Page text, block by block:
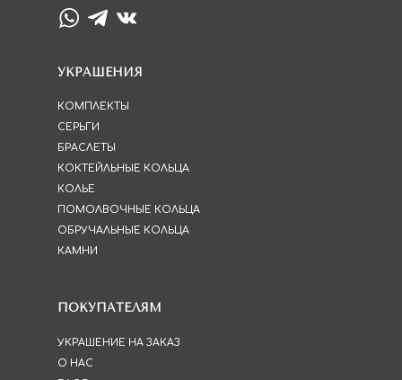
КОМПЛЕКТЫ
ПОМОЛВОЧНЫЕ КОЛЬЦА
ОБРУЧАЛЬНЫЕ КОЛЬЦА
КАМНИ
УКРАШЕНИЯ
ПОКУПАТЕЛЯМ
УКРАШЕНИЕ НА ЗАКАЗ
О НАС
СЕРЬГИ
БРАСЛЕТЫ
КОКТЕЙЛЬНЫЕ КОЛЬЦА
КОЛЬЕ